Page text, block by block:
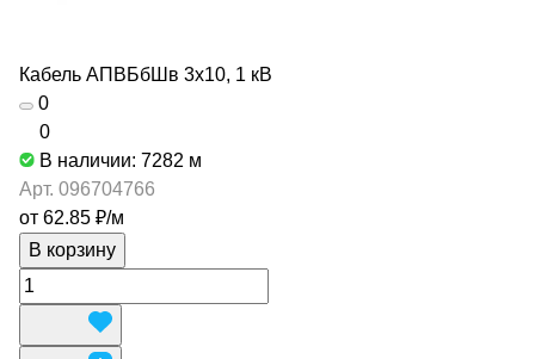
Кабель АПВБбШв 3х10, 1 кВ
0
0
В наличии: 7282 м
Арт. 096704766
от 62.85 ₽/м
В корзину